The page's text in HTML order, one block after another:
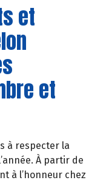
et
et
à respecter la
À partir de
à l’honneur chez